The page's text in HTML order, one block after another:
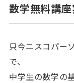
数学無料講
只今ニスコパー
で、
中学生の数学の